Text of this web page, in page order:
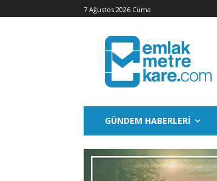
7 Ağustos 2026 Cuma
GÜNDEM HABERLERI